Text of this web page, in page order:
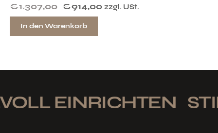
€1.307,00 €914,00 zzgl. USt.
In den Warenkorb
EINRICHTEN